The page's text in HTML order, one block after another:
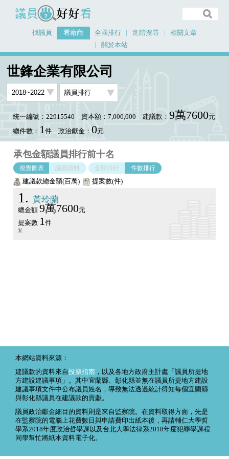
議員好好看
找議員 看廠商 全國排行 進階搜尋
相關文章
關於本站
世鋒企業有限公司
統一編號：22915540 資本額：7,000,000 建議款： 9萬7600元
總件數： 1件 政治獻金： 0元
承包金額議員排行前十名
視覺圖表 議員資料 金額排行 件數排行
建議款總金額(百萬) 提案數(件)
1 黃玲蘭
總金額 9萬7600元
提案數 1 件
本網站資料來源：
建議款的資料來自投票指南 ，以及各地方政府主計處「議員所提地
方建設建議事項」。其中宜蘭縣、彰化縣並無在議員所提地方建設
建議事項文件中公布議員姓名，導致無法透過統計得知每個宜蘭縣
與彰化縣議員在建議款的貢獻。
議員政治獻金細目的資料則是來自監察院。在資料取得方面，先是
在監察院的電腦上花費數日與申請費印出紙本後，再請輔仁大學哲
學系2018年度政治哲學課以及台北大學法律系2018年度犯罪學課程
同學幫忙將紙本資料電子化。